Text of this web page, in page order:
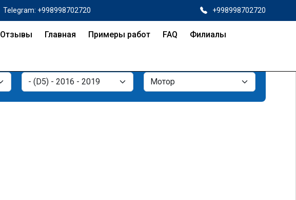
Telegram: +998998702720 +998998702720
Отзывы Главная Примеры работ FAQ Филиалы